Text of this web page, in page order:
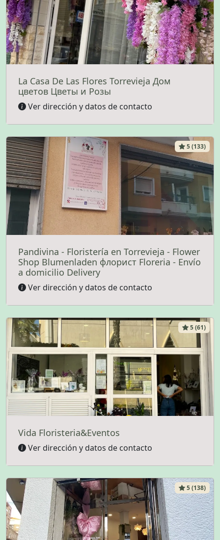
La Casa De Las Flores Torrevieja Дом
цветов Цветы и Розы
Ver dirección y datos de contacto
5 (133)
Pandivina - Floristería en Torrevieja - Flower
Shop Blumenladen флорист Floreria - Envío
a domicilio Delivery
Ver dirección y datos de contacto
5 (61)
Vida Floristeria&Eventos
Ver dirección y datos de contacto
5 (138)